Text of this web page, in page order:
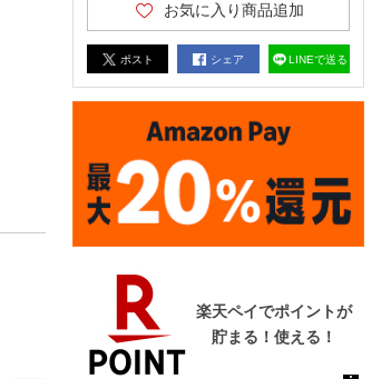
お気に入り商品追加
ポスト シェア LINEで送る